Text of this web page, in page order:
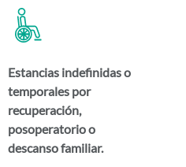
Estancias indefinidas o
temporales por
recuperación,
posoperatorio o
descanso familiar.